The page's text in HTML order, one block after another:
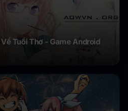
Tuổi Thơ - Game Android